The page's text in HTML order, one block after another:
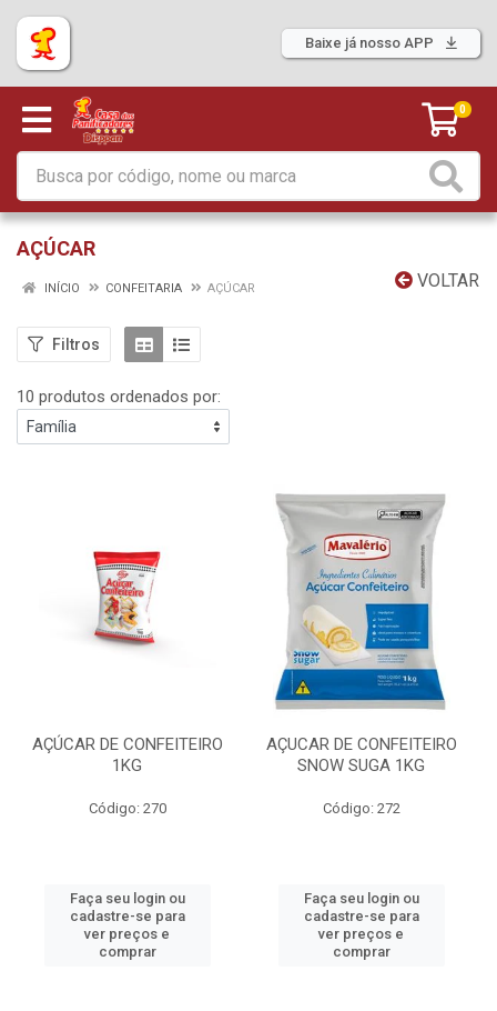
Baixe já nosso APP
0
AÇÚCAR
VOLTAR
INÍCIO CONFEITARIA AÇÚCAR
Filtros
10 produtos ordenados por:
AÇÚCAR DE CONFEITEIRO
1KG
Código: 270
Faça seu login ou
cadastre-se para
ver preços e
comprar
AÇUCAR DE CONFEITEIRO
SNOW SUGA 1KG
Código: 272
Faça seu login ou
cadastre-se para
ver preços e
comprar